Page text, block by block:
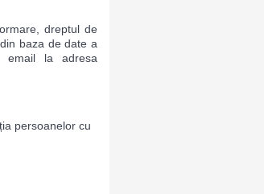
dreptul de
baza de date a
email la adresa
persoanelor cu